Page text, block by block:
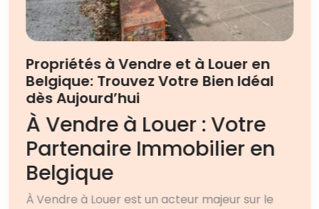
Propriétés à Vendre et à Louer en
Belgique: Trouvez Votre Bien Idéal
dès Aujourd’hui
À Vendre à Louer : Votre
Partenaire Immobilier en
Belgique
À Vendre à Louer est un acteur majeur sur le